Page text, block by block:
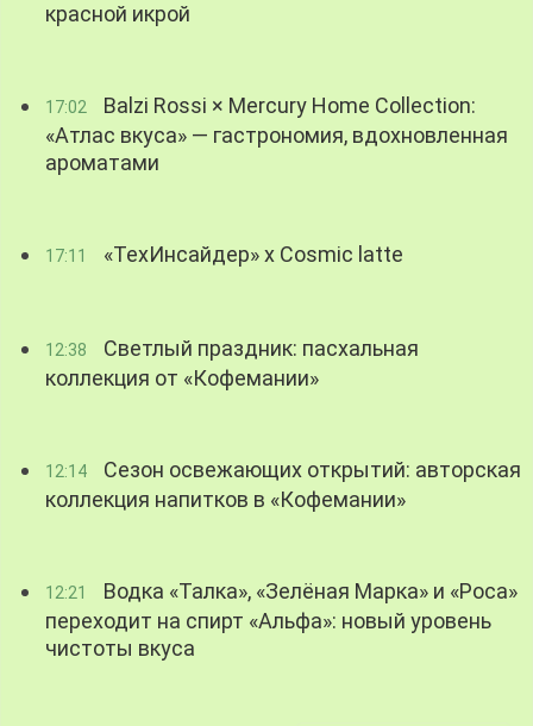
красной икрой
17:02
Balzi Rossi × Mercury Home Collection:
«Атлас вкуса» — гастрономия, вдохновленная
ароматами
17:11 «ТехИнсайдер» х Cosmic latte
12:38
Светлый праздник: пасхальная
коллекция от «Кофемании»
12:14
Сезон освежающих открытий: авторская
коллекция напитков в «Кофемании»
12:21
Водка «Талка», «Зелёная Марка» и «Роса»
переходит на спирт «Альфа»: новый уровень
чистоты вкуса